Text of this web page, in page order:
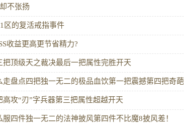
不张扬
区的复活戒指事件
收益更高更节省精力?
把顶级天之裁决最后一把属性完胜开天
走盘点四把独一无二的极品血饮第一把震撼第四把奇葩
高攻“刃”字兵器第三把属性超越开天
四件独一无二的法神披风第四件不比魔8披风差！